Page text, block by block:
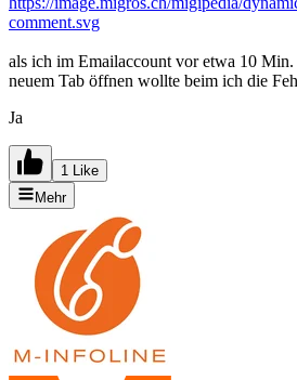
comment.svg
als ich im Emailaccount vor etwa 10
neuem Tab öffnen wollte beim ich die
Ja
1 Like
Mehr